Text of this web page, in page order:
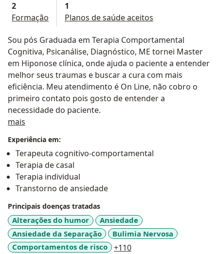
2
Formação
1
Planos de saúde aceitos
Sou pós Graduada em Terapia Comportamental
Cognitiva, Psicanálise, Diagnóstico, ME tornei Master
em Hiponose clínica, onde ajuda o paciente a entender
melhor seus traumas e buscar a cura com mais
eficiência. Meu atendimento é On Line, não cobro o
primeiro contato pois gosto de entender a
necessidade do paciente.
mais
Experiência em:
Terapeuta cognitivo-comportamental
Terapia de casal
Terapia individual
Transtorno de ansiedade
Principais doenças tratadas
Alterações do humor
Ansiedade
Ansiedade da Separação
Bulimia Nervosa
Comportamentos de risco
+110a11y_sr_more_diseases